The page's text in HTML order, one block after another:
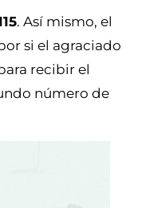
. Así mismo, el
si el agraciado
recibir el
número de